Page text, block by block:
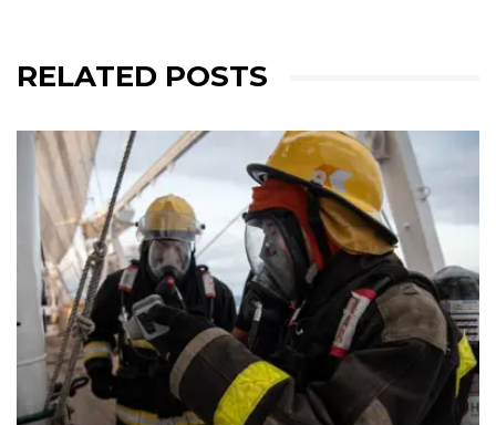
RELATED POSTS